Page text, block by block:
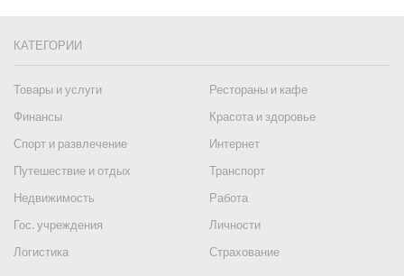
КАТЕГОРИИ
Товары и услуги
Рестораны и кафе
Финансы
Красота и здоровье
Спорт и развлечение
Интернет
Путешествие и отдых
Транспорт
Недвижимость
Работа
Гос. учреждения
Личности
Логистика
Страхование